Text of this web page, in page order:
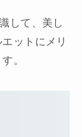
して、美し
ットにメリ
。